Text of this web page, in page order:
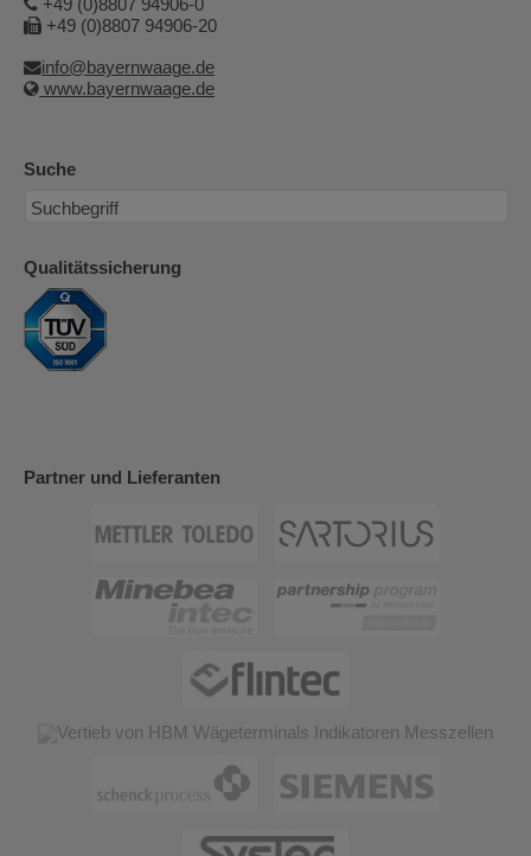
+49 (0)8807 94906-0
+49 (0)8807 94906-20
info@bayernwaage.de
www.bayernwaage.de
Suche
Qualitätssicherung
Partner und Lieferanten